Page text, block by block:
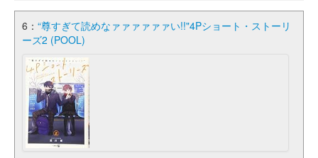
6： “尊すぎて読めなァァァァァァい!!"4Pショート・ストーリ
ーズ2 (POOL)